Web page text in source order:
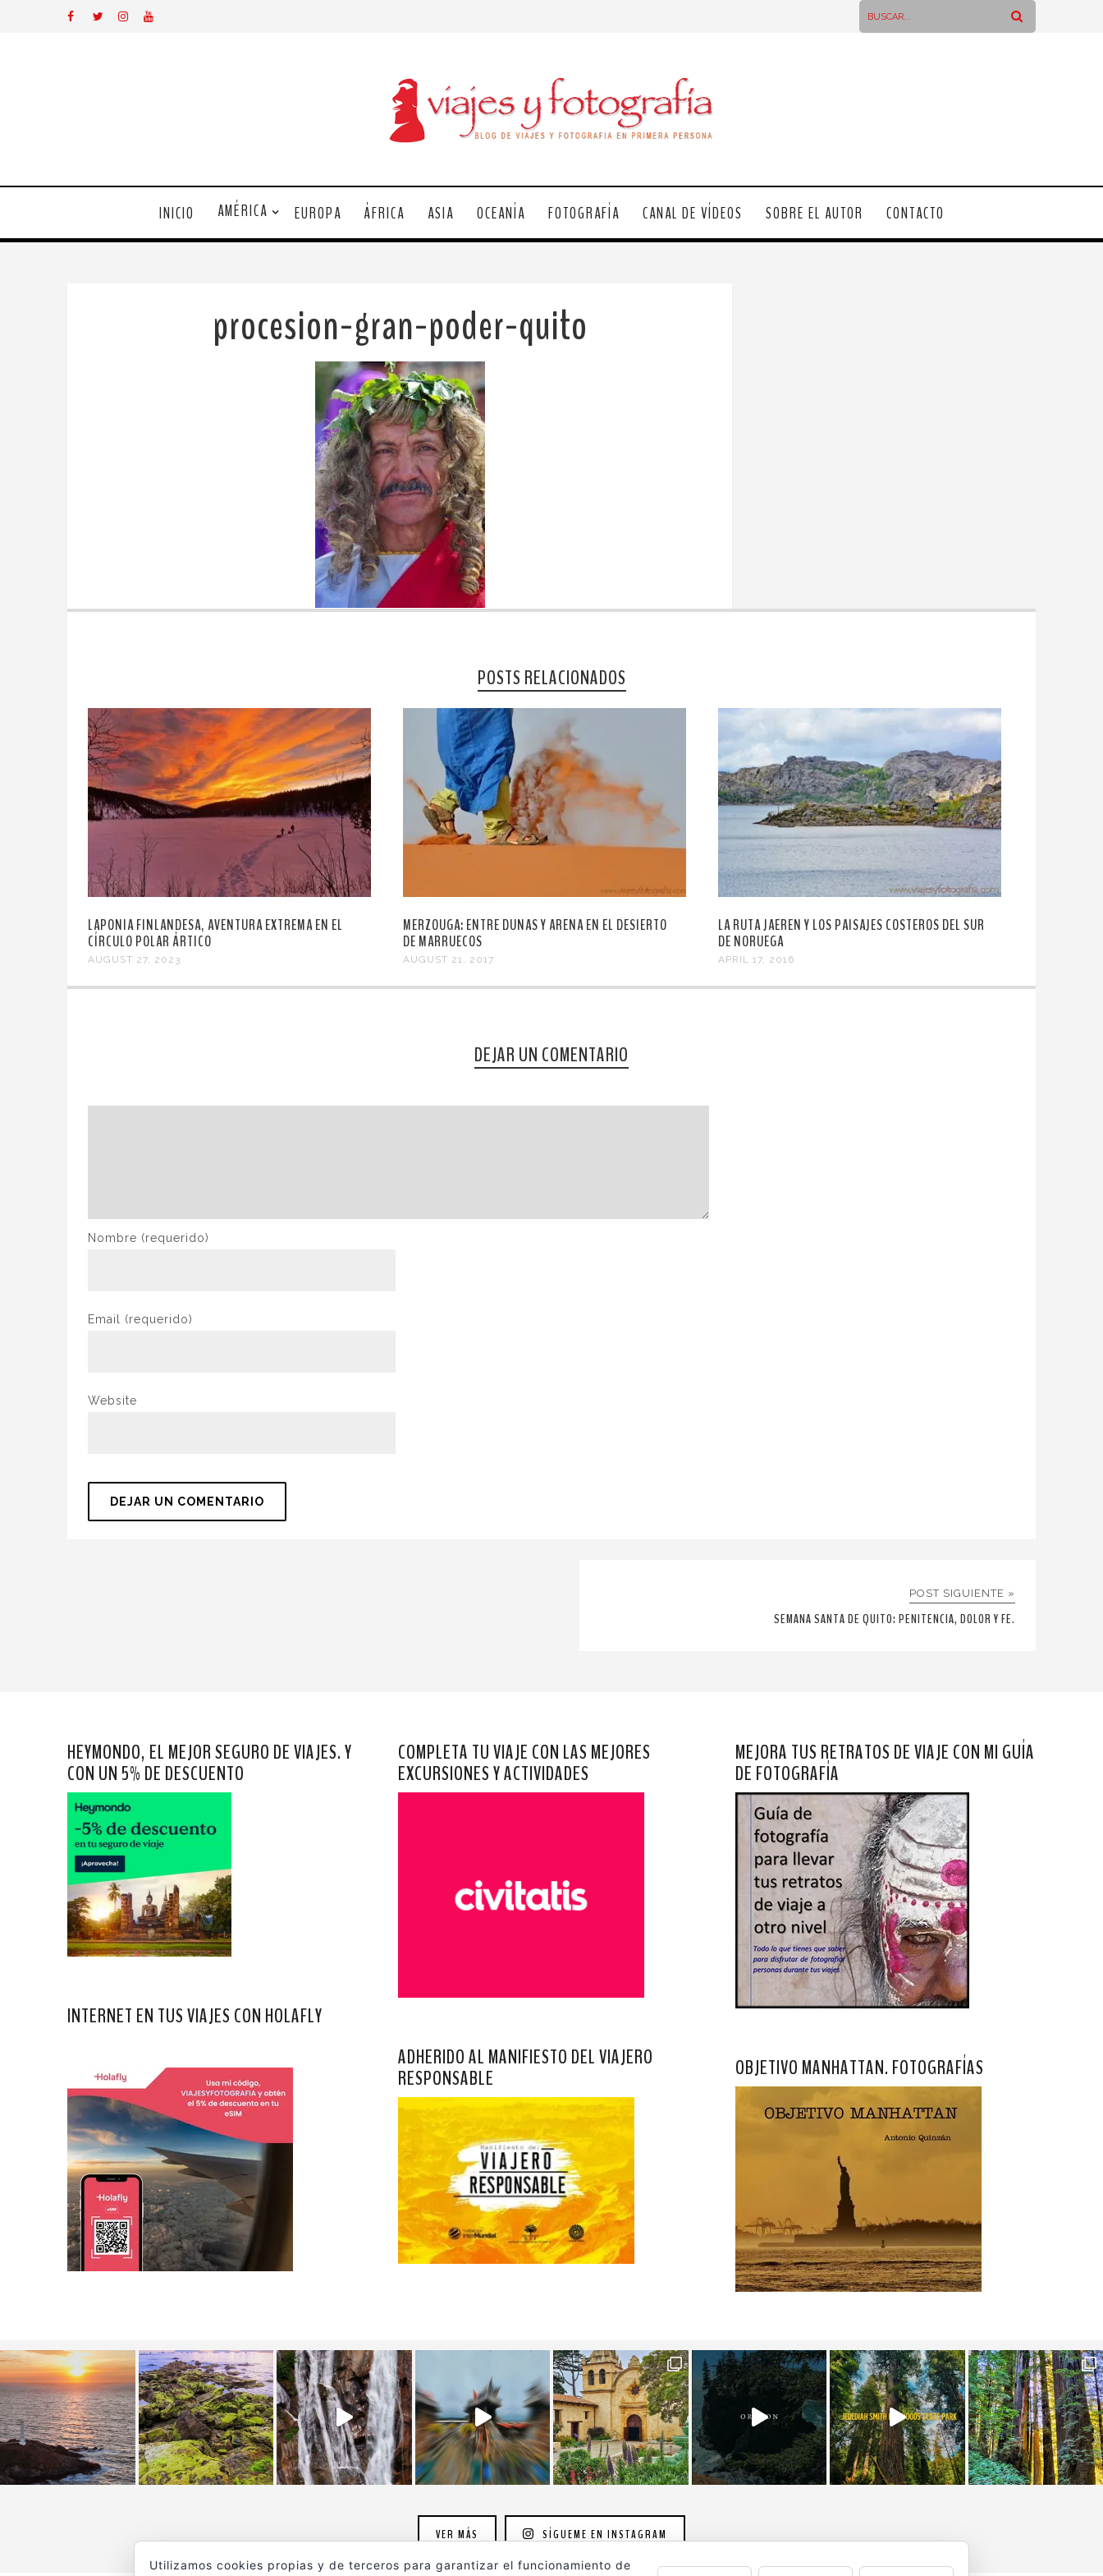
INICIO AMÉRICA EUROPA ÁFRICA ASIA OCEANÍA FOTOGRAFÍA CANAL DE VÍDEOS SOBRE EL AUTOR CONTACTO
procesion-gran-poder-quito
POSTS RELACIONADOS
LAPONIA FINLANDESA, AVENTURA EXTREMA EN EL
CÍRCULO POLAR ÁRTICO
AUGUST 27, 2023
MERZOUGA: ENTRE DUNAS Y ARENA EN EL DESIERTO
DE MARRUECOS
AUGUST 21, 2017
LA RUTA JAEREN Y LOS PAISAJES COSTEROS DEL SUR
DE NORUEGA
APRIL 17, 2016
DEJAR UN COMENTARIO
Nombre (requerido)
Email (requerido)
Website
POST SIGUIENTE »
SEMANA SANTA DE QUITO: PENITENCIA, DOLOR Y FE.
HEYMONDO, EL MEJOR SEGURO DE VIAJES. Y
CON UN 5% DE DESCUENTO
INTERNET EN TUS VIAJES CON HOLAFLY
COMPLETA TU VIAJE CON LAS MEJORES
EXCURSIONES Y ACTIVIDADES
ADHERIDO AL MANIFIESTO DEL VIAJERO
RESPONSABLE
MEJORA TUS RETRATOS DE VIAJE CON MI GUÍA
DE FOTOGRAFÍA
OBJETIVO MANHATTAN. FOTOGRAFÍAS
VER MÁS SÍGUEME EN INSTAGRAM
Utilizamos cookies propias y de terceros para garantizar el funcionamiento de